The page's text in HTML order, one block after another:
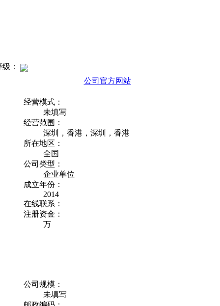
：
公司官方网站
经营模式：
未填写
经营范围：
深圳，香港，深圳，香港
所在地区：
全国
公司类型：
企业单位
成立年份：
2014
在线联系：
注册资金：
万
公司规模：
未填写